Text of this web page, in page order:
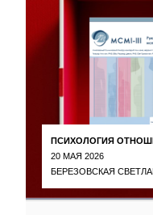
ПСИХОЛОГИЯ
20 МАЯ 2026
БЕРЕЗОВСКАЯ